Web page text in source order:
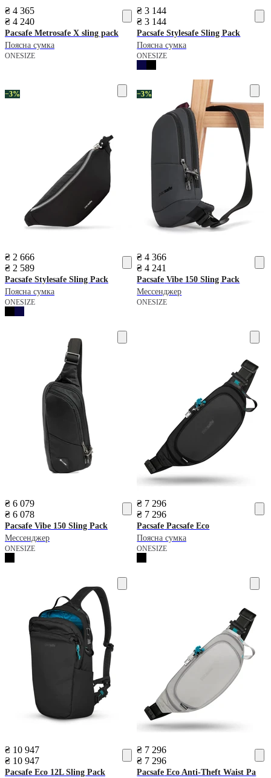
₴ 4 365
₴ 4 240
Pacsafe Metrosafe X sling pack
Поясна сумка
ONESIZE
₴ 3 144
₴ 3 144
Pacsafe Stylesafe Sling Pack
Поясна сумка
ONESIZE
−3%
₴ 2 666
₴ 2 589
Pacsafe Stylesafe Sling Pack
Поясна сумка
ONESIZE
−3%
₴ 4 366
₴ 4 241
Pacsafe Vibe 150 Sling Pack
Мессенджер
ONESIZE
₴ 6 079
₴ 6 078
Pacsafe Vibe 150 Sling Pack
Мессенджер
ONESIZE
₴ 7 296
₴ 7 296
Pacsafe Pacsafe Eco
Поясна сумка
ONESIZE
₴ 10 947
₴ 10 947
Pacsafe Eco 12L Sling Pack
₴ 7 296
₴ 7 296
Pacsafe Eco Anti-Theft Waist Pa